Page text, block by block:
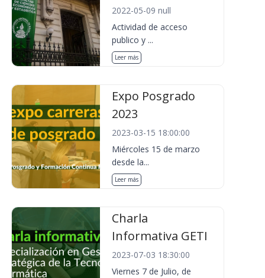
2022-05-09 null
Actividad de acceso
publico y ...
Leer más
Expo Posgrado
2023
2023-03-15 18:00:00
Miércoles 15 de marzo
desde la...
Leer más
Charla
Informativa GETI
2023-07-03 18:30:00
Viernes 7 de Julio, de